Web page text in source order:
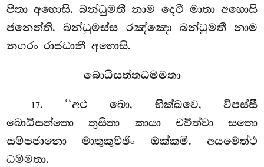
පිතා අහොසි. බන්ධුමතී නාම දෙවී මාතා අහොසි
ජනෙත්ති. බන්ධුමස්ස රඤ්ඤො බන්ධුමතී නාම
නගරං රාජධානී අහොසි.
බොධිසත්තධම්මතා
17. ‘‘අථ ඛො, භික්ඛවෙ, විපස්සී
බොධිසත්තො තුසිතා කායා චවිත්වා සතො
සම්පජානො මාතුකුච්ඡිං ඔක්කමි. අයමෙත්ථ
ධම්මතා.